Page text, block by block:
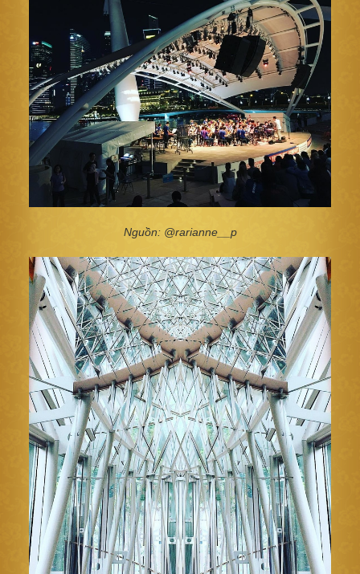
Nguồn: @rarianne__p